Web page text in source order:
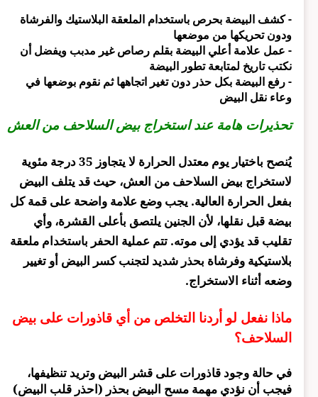
- كشف البيضة بحرص باستخدام الملعقة البلاستيك والفرشاة
ودون تحريكها من موضعها
- عمل علامة أعلي البيضة بقلم رصاص غير مدبب ويفضل أن
نكتب تاريخ لمتابعة تطور البيضة
- رفع البيضة بكل حذر دون تغير اتجاهها ثم نقوم بوضعها في
وعاء نقل البيض
تحذيرات هامة عند استخراج بيض السلاحف من العش
يُنصح باختيار يوم معتدل الحرارة لا يتجاوز 35 درجة مئوية
لاستخراج بيض السلاحف من العش، حيث قد يتلف البيض
بفعل الحرارة العالية. يجب وضع علامة واضحة على قمة كل
بيضة قبل نقلها، لأن الجنين يلتصق بأعلى القشرة، وأي
تقليب قد يؤدي إلى موته. تتم عملية الحفر باستخدام ملعقة
بلاستيكية وفرشاة بحذر شديد لتجنب كسر البيض أو تغيير
وضعه أثناء الاستخراج.
ماذا نفعل لو أردنا التخلص من أي قاذورات على بيض
السلاحف؟
في حالة وجود قاذورات على قشر البيض وتريد تنظيفها،
فيجب أن نؤدي مهمة مسح البيض بحذر (احذر قلب البيض)